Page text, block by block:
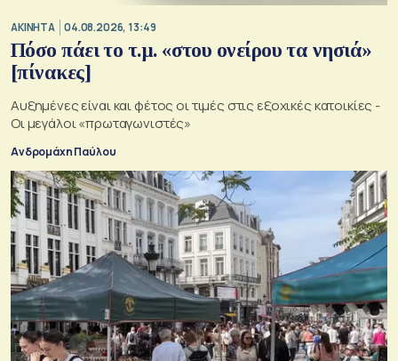
ΑΚΙΝΗΤΑ 04.08.2026, 13:49
Πόσο πάει το τ.μ. «στου ονείρου τα νησιά»
[πίνακες]
Αυξημένες είναι και φέτος οι τιμές στις εξοχικές κατοικίες -
Οι μεγάλοι «πρωταγωνιστές»
Ανδρομάχη Παύλου